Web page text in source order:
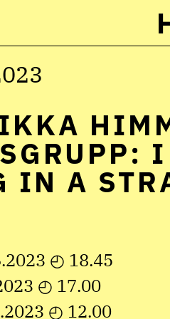
IN A
◴ 18.45
◴ 17.00
◴ 12.00